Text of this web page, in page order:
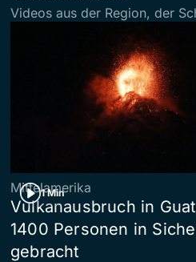
Videos aus der Region, der
1 Min
Mittelamerika
Vulkanausbruch in
1400 Personen in
gebracht